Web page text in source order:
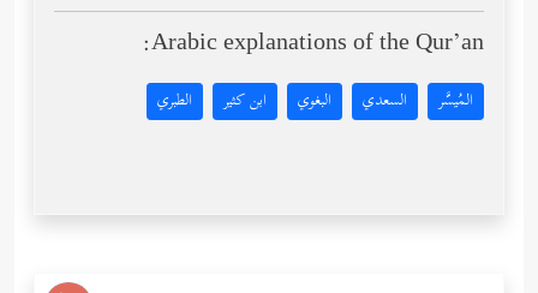
Arabic explanations of the Qur’an:
المُيسَّر السعدي البغوي ابن كثير الطبري